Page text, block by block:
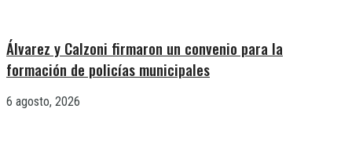
Álvarez y Calzoni firmaron un convenio para la
formación de policías municipales
6 agosto, 2026